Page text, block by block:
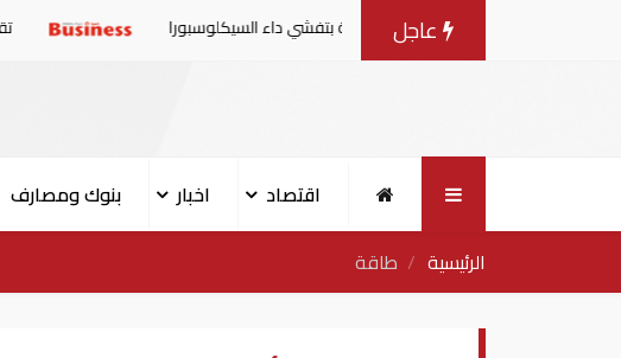
عاجل
منتجات الخس المرتبطة بتفشي داء السيكلوسبورا تقارير: ضغوط
اقتصاد اخبار بنوك ومصارف
الرئيسية
طاقة